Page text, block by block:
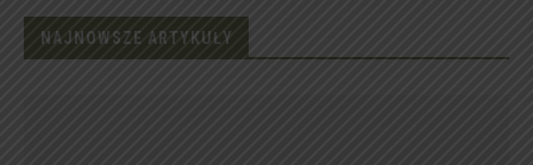
NAJNOWSZE ARTYKUŁY